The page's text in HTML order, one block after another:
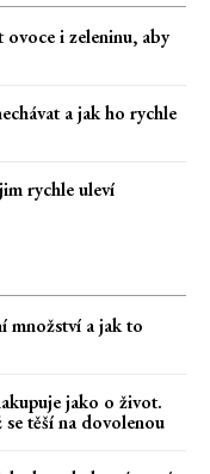
i zeleninu, aby
a jak ho rychle
rychle uleví
množství a jak to
jako o život.
těší na dovolenou